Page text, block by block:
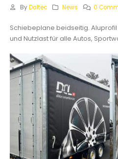
By Daltec News 0
Schiebeplane beidseitig.
und Nutzlast für alle Autos,